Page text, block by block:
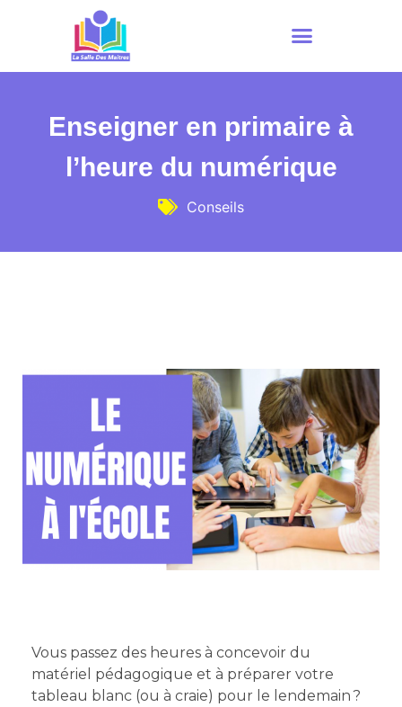
Enseigner en primaire à
l’heure du numérique
Conseils
Vous passez des heures à concevoir du
matériel pédagogique et à préparer votre
tableau blanc (ou à craie) pour le lendemain ?